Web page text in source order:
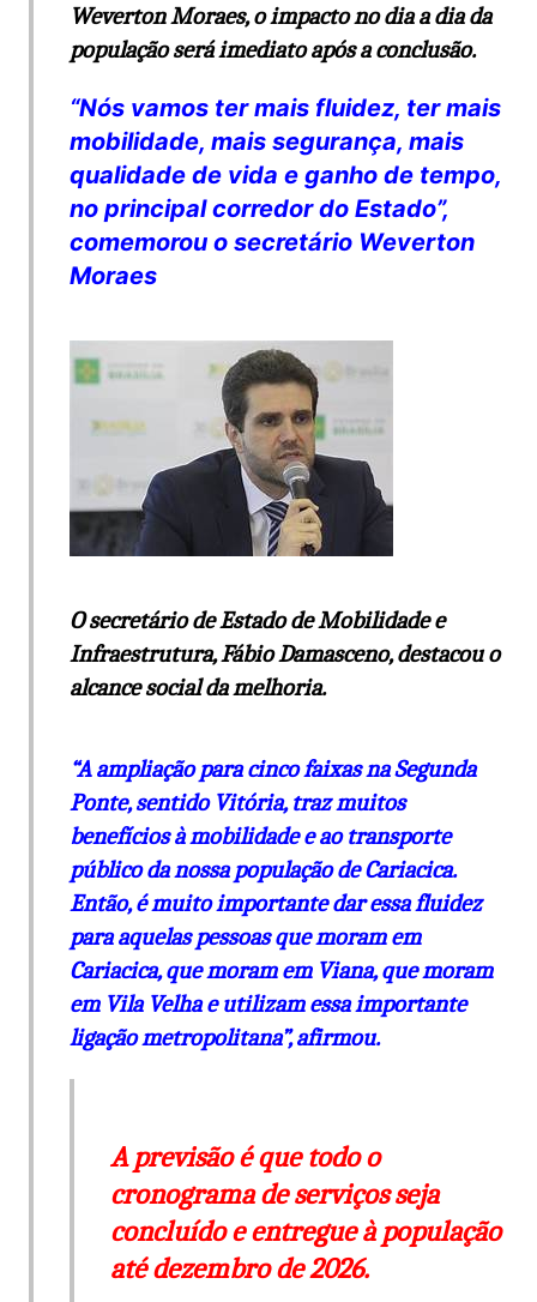
Weverton Moraes, o impacto no dia a dia da
população será imediato após a conclusão.
“Nós vamos ter mais fluidez, ter mais
mobilidade, mais segurança, mais
qualidade de vida e ganho de tempo,
no principal corredor do Estado”,
comemorou o secretário Weverton
Moraes
O secretário de Estado de Mobilidade e
Infraestrutura, Fábio Damasceno, destacou o
alcance social da melhoria.
“A ampliação para cinco faixas na Segunda
Ponte, sentido Vitória, traz muitos
benefícios à mobilidade e ao transporte
público da nossa população de Cariacica.
Então, é muito importante dar essa fluidez
para aquelas pessoas que moram em
Cariacica, que moram em Viana, que moram
em Vila Velha e utilizam essa importante
ligação metropolitana”, afirmou.
A previsão é que todo o
cronograma de serviços seja
concluído e entregue à população
até dezembro de 2026.